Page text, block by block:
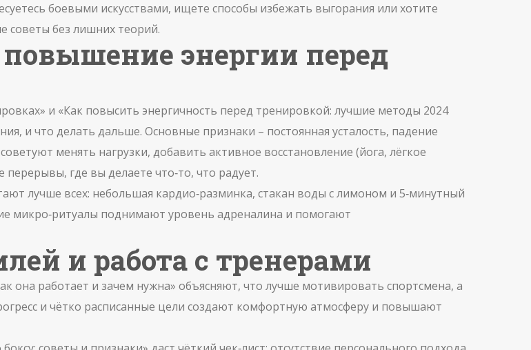
боевыми искусствами, ищете способы избежать выгорания или хотите
советы без лишних теорий.
энергии перед
и «Как повысить энергичность перед тренировкой: лучшие методы 2024
и что делать дальше. Основные признаки – постоянная усталость, падение
менять нагрузки, добавить активное восстановление (йога, лёгкое
где вы делаете что‑то, что радует.
лучше всех: небольшая кардио‑разминка, стакан воды с лимоном и 5‑минутный
микро‑ритуалы поднимают уровень адреналина и помогают
и работа с тренерами
она работает и зачем нужна» объясняют, что лучше мотивировать спортсмена, а
и чётко расписанные цели создают комфортную атмосферу и повышают